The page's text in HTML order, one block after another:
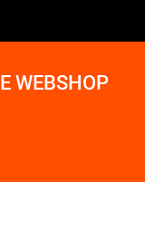
WEBSHOP